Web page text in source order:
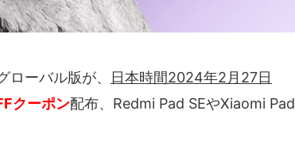
ローバル版が、
日本時間2024年2月27日
クーポン配布、Redmi Pad SEやXiaomi Pad